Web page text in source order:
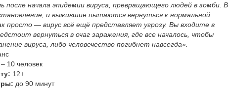
после начала эпидемии вируса, превращающего людей в зомби. В
и выжившие пытаются вернуться к нормальной
просто — вирус всё ещё представляет угрозу. Вы входите в
вернуться в очаг заражения, где все началось, чтобы
вируса, либо человечество погибнет навсегда».
10 человек
12+
до 90 минут